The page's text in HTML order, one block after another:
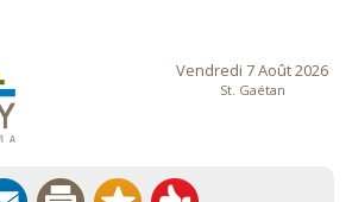
Vendredi 7 Août 2026
St. Gaétan